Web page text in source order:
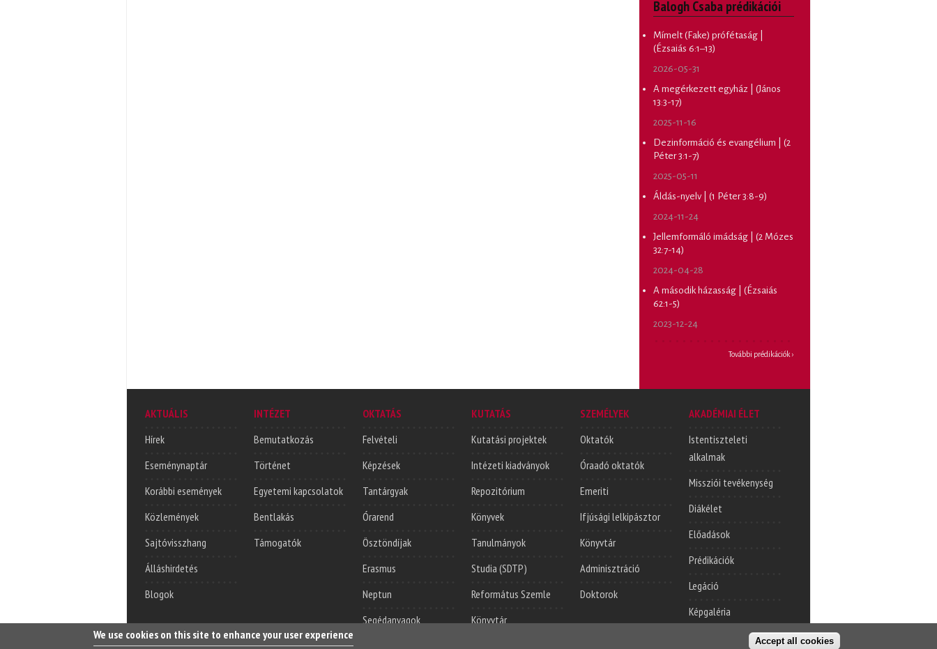
Balogh Csaba prédikációi
Mímelt (Fake) prófétaság |
(Ézsaiás 6:1–13)
2026-05-31
A megérkezett egyház | (János
13:3-17)
2025-11-16
Dezinformáció és evangélium | (2
Péter 3:1-7)
2025-05-11
Áldás-nyelv | (1 Péter 3:8-9)
2024-11-24
Jellemformáló imádság | (2 Mózes
32:7-14)
2024-04-28
A második házasság | (Ézsaiás
62:1-5)
2023-12-24
További prédikációk ›
AKTUÁLIS
Hírek
Eseménynaptár
Korábbi események
Közlemények
Sajtóvisszhang
Álláshirdetés
Blogok
INTÉZET
Bemutatkozás
Történet
Egyetemi kapcsolatok
Bentlakás
Támogatók
OKTATÁS
Felvételi
Képzések
Tantárgyak
Órarend
Ösztöndíjak
Erasmus
Neptun
Segédanyagok
KUTATÁS
Kutatási projektek
Intézeti kiadványok
Repozitórium
Könyvek
Tanulmányok
Studia (SDTP)
Református Szemle
Könyvtár
SZEMÉLYEK
Oktatók
Óraadó oktatók
Emeriti
Ifjúsági lelkipásztor
Könyvtár
Adminisztráció
Doktorok
AKADÉMIAI ÉLET
Istentiszteleti
alkalmak
Missziói tevékenység
Diákélet
Előadások
Prédikációk
Legáció
Képgaléria
We use cookies on this site to enhance your user experience
Accept all cookies